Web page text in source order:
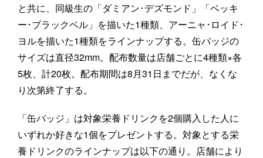
と共に、同級生の「ダミアン･デズモンド」「ベッキ
ー･ブラックベル」を描いた1種類、アーニャ･ロイド･
ヨルを描いた1種類をラインナップする。缶バッジの
サイズは直径32mm。配布数量は店舗ごとに4種類×各
5枚、計20枚。配布期間は8月31日までだが、なくな
り次第終了する。
「缶バッジ」は対象栄養ドリンクを2個購入した人に
いずれか好きな1個をプレゼントする。対象とする栄
養ドリンクのラインナップは以下の通り。店舗により